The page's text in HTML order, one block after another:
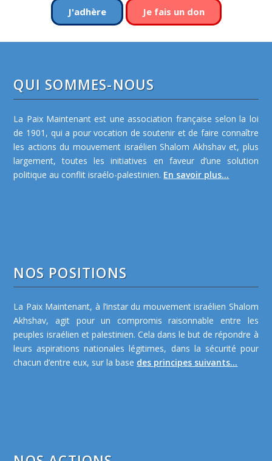
J'adhère Je fais un don
QUI SOMMES-NOUS
La Paix Maintenant est une association française selon la loi
de 1901, qui a pour vocation de soutenir et de faire connaître
les actions du mouvement israélien Shalom Akhshav et, plus
largement, toutes les initiatives en faveur d’une solution
politique au conflit israélo-palestinien. En savoir plus...
NOS POSITIONS
La Paix Maintenant, à l’instar du mouvement israélien Shalom
Akhshav, agit pour un compromis raisonnable entre les
peuples israélien et palestinien. Cela dans le but de répondre à
leurs aspirations nationales légitimes, dans la sécurité pour
chacun d’entre eux, sur la base des principes suivants...